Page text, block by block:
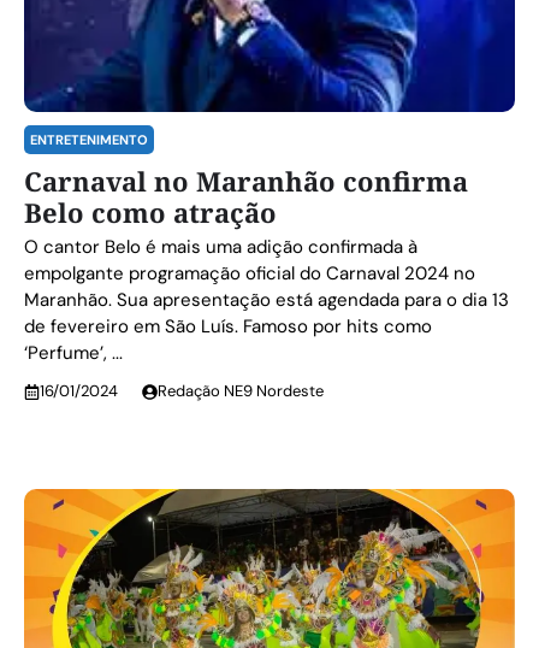
ENTRETENIMENTO
Carnaval no Maranhão confirma
Belo como atração
O cantor Belo é mais uma adição confirmada à
empolgante programação oficial do Carnaval 2024 no
Maranhão. Sua apresentação está agendada para o dia 13
de fevereiro em São Luís. Famoso por hits como
‘Perfume’, ...
16/01/2024 Redação NE9 Nordeste